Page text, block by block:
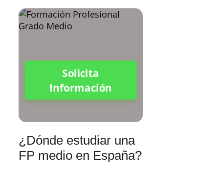
Solicita
Información
¿Dónde estudiar una
FP medio en España?